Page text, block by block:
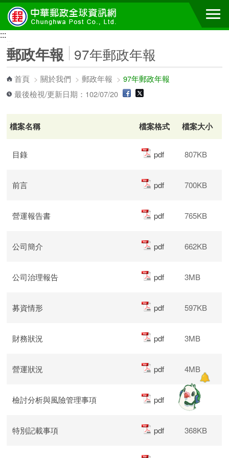
跳到主要內容區塊
:::
郵政年報 97年郵政年報
首頁 >關於我們 >郵政年報 >97年郵政年報
最後檢視/更新日期：102/07/20
檔案名稱 檔案格式 檔案大小
目錄 pdf 807KB
前言 pdf 700KB
營運報告書 pdf 765KB
公司簡介 pdf 662KB
公司治理報告 pdf 3MB
募資情形 pdf 597KB
財務狀況 pdf 3MB
營運狀況 pdf 4MB
檢討分析與風險管理事項 pdf 1MB
特別記載事項 pdf 368KB